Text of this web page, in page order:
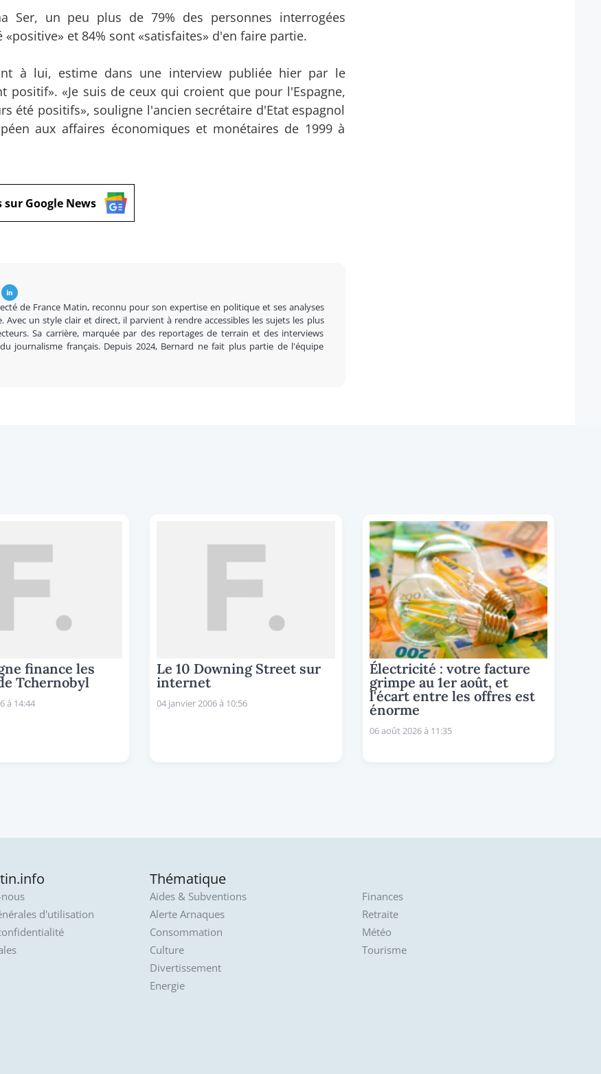
Ser, un peu plus de 79% des personnes interrogées
et 84% sont «satisfaites» d'en faire partie.
à lui, estime dans une interview publiée hier par le
«Je suis de ceux qui croient que pour l'Espagne,
été positifs», souligne l'ancien secrétaire d'Etat espagnol
aux affaires économiques et monétaires de 1999 à
sur Google News
de France Matin, reconnu pour son expertise en politique et ses analyses
un style clair et direct, il parvient à rendre accessibles les sujets les plus
Sa carrière, marquée par des reportages de terrain et des interviews
journalisme français. Depuis 2024, Bernard ne fait plus partie de l'équipe
finance les
Tchernobyl
à 14:44
Le 10 Downing Street sur
internet
04 janvier 2006 à 10:56
Électricité : votre facture
grimpe au 1er août, et
l'écart entre les offres est
énorme
06 août 2026 à 11:35
d'utilisation
Thématique
Aides & Subventions
Alerte Arnaques
Consommation
Culture
Divertissement
Energie
Finances
Retraite
Météo
Tourisme